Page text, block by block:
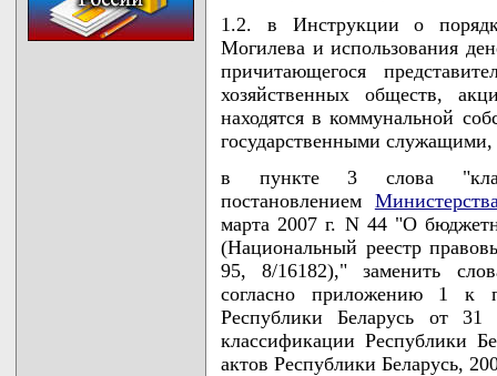
1.2. в Инструкции о
Могилева и использования
причитающегося
хозяйственных обществ,
находятся в коммунальной
государственными
в пункте 3 слова
постановлением
марта 2007 г. N 44 "О
(Национальный реестр
95, 8/16182)," заменить
согласно приложению 1 к
Республики Беларусь от
классификации Республики
актов Республики Беларусь,